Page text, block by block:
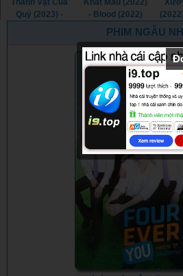
Thánh Vật Của
Quỷ (2023) -
Khát Máu (2022)
- Blood (2022)
PHIM NGẪU